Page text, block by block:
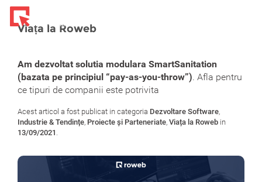
Viața la Roweb
Am dezvoltat solutia modulara SmartSanitation
(bazata pe principiul “pay-as-you-throw”). Afla pentru
ce tipuri de companii este potrivita
Acest articol a fost publicat in categoria Dezvoltare Software,
Industrie & Tendințe, Proiecte și Parteneriate, Viața la Roweb in
13/09/2021 .